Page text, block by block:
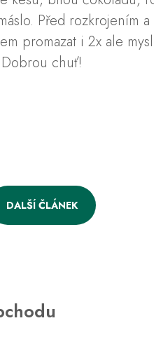
Před rozkrojením
promazat i 2x ale
chuť!
DALŠÍ ČLÁNEK